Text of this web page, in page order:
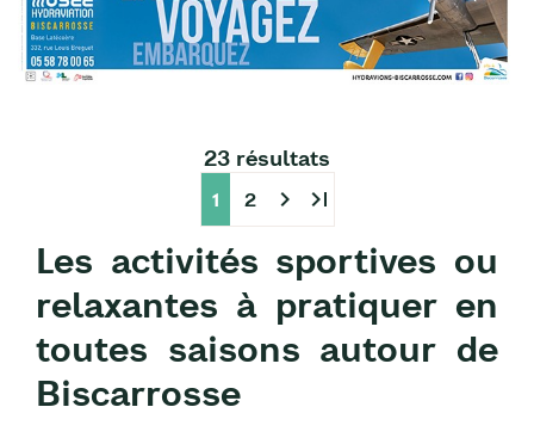
23 résultats
1 2 chevron_right last_page
Les activités sportives ou
relaxantes à pratiquer en
toutes saisons autour de
Biscarrosse